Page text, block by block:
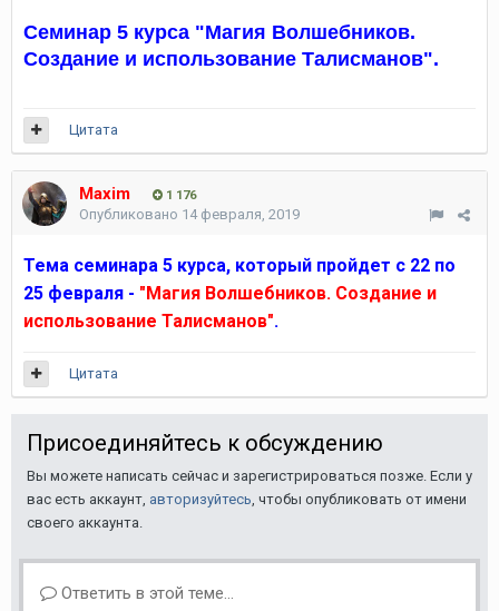
Семинар 5 курса "Магия Волшебников.
Создание и использование Талисманов".
Цитата
Maxim 1 176
Опубликовано 14 февраля, 2019
Тема семинара 5 курса, который пройдет с 22 по
25 февраля - "Магия Волшебников. Создание и
использование Талисманов".
Цитата
Присоединяйтесь к обсуждению
Вы можете написать сейчас и зарегистрироваться позже. Если у
вас есть аккаунт, авторизуйтесь , чтобы опубликовать от имени
своего аккаунта.
Ответить в этой теме...